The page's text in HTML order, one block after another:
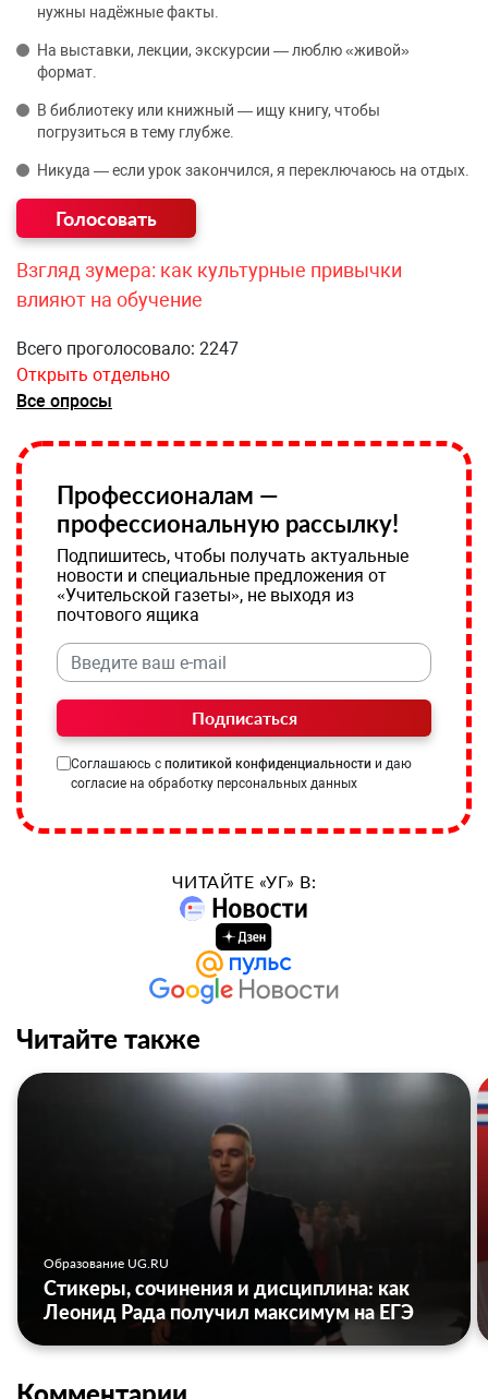
нужны надёжные факты.
На выставки, лекции, экскурсии — люблю «живой»
формат.
В библиотеку или книжный — ищу книгу, чтобы
погрузиться в тему глубже.
Никуда — если урок закончился, я переключаюсь на отдых.
Взгляд зумера: как культурные привычки
влияют на обучение
Всего проголосовало: 2247
Открыть отдельно
Все опросы
Профессионалам —
профессиональную рассылку!
Подпишитесь, чтобы получать актуальные
новости и специальные предложения от
«Учительской газеты», не выходя из
почтового ящика
Подписаться
Соглашаюсь с политикой конфиденциальности и даю
согласие на обработку персональных данных
ЧИТАЙТЕ «УГ» В:
Читайте также
Образование UG.RU
Стикеры, сочинения и дисциплина: как
Леонид Рада получил максимум на ЕГЭ